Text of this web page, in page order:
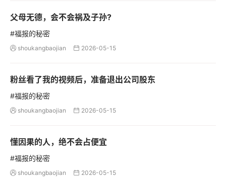
父母无德，会不会祸及子孙?
#福报的秘密
 shoukangbaojian  2026-05-15
粉丝看了我的视频后，准备退出公司股东
#福报的秘密
 shoukangbaojian  2026-05-15
懂因果的人，绝不会占便宜
#福报的秘密
 shoukangbaojian  2026-05-15